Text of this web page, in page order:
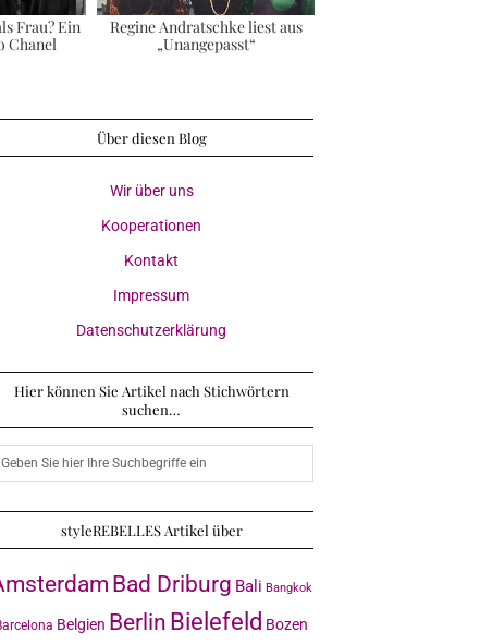
Frau? Ein
Chanel
Regine Andratschke liest aus
„Unangepasst“
Über diesen Blog
Wir über uns
Kooperationen
Kontakt
Impressum
Datenschutzerklärung
Hier können Sie Artikel nach Stichwörtern
suchen…
styleREBELLES Artikel über
Bad Driburg Bali Bangkok
Belgien Berlin Bielefeld Bozen